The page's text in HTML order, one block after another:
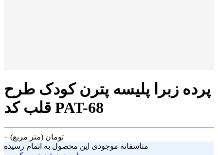
پرده زبرا پلیسه پترن کودک طرح
قلب کد PAT-68
۰ تومان (متر مربع)
متاسفانه موجودی این محصول به اتمام رسیده